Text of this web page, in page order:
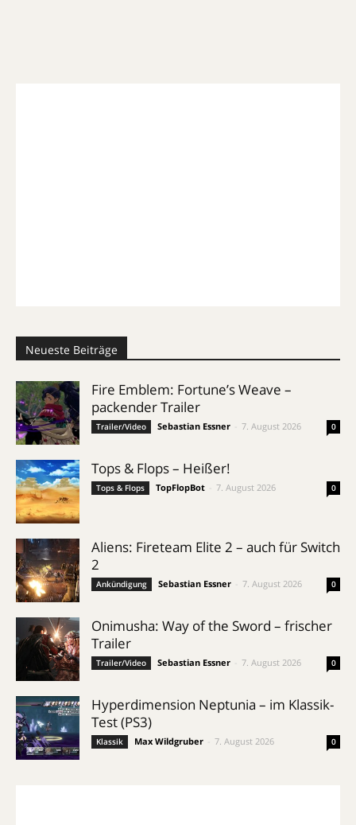
Neueste Beiträge
Fire Emblem: Fortune’s Weave –
packender Trailer
Trailer/Video Sebastian Essner 7. August 2026 0
Tops & Flops – Heißer!
Tops & Flops TopFlopBot 7. August 2026 0
Aliens: Fireteam Elite 2 – auch für Switch
2
Ankündigung Sebastian Essner 7. August 2026 0
Onimusha: Way of the Sword – frischer
Trailer
Trailer/Video Sebastian Essner 7. August 2026 0
Hyperdimension Neptunia – im Klassik-
Test (PS3)
Klassik Max Wildgruber 7. August 2026 0